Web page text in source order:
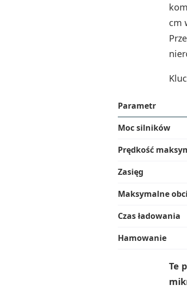
cm
Parametr
Moc silników
Prędkość
Zasięg
Maksymalne
Czas ładowania
Hamowanie
Te